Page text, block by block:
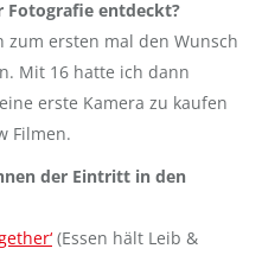
Fotografie entdeckt?
zum ersten mal den Wunsch
Mit 16 hatte ich dann
erste Kamera zu kaufen
Filmen.
der Eintritt in den
(Essen hält Leib &